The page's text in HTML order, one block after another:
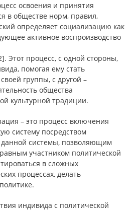
освоения и принятия
в обществе норм, правил,
определяет социализацию как
активное воспроизводство
Этот процесс, с одной стороны,
помогая ему стать
группы, с другой –
общества
культурной традиции.
– это процесс включения
систему посредством
системы, позволяющим
участником политической
в сложных
процессах, делать
индивида с политической